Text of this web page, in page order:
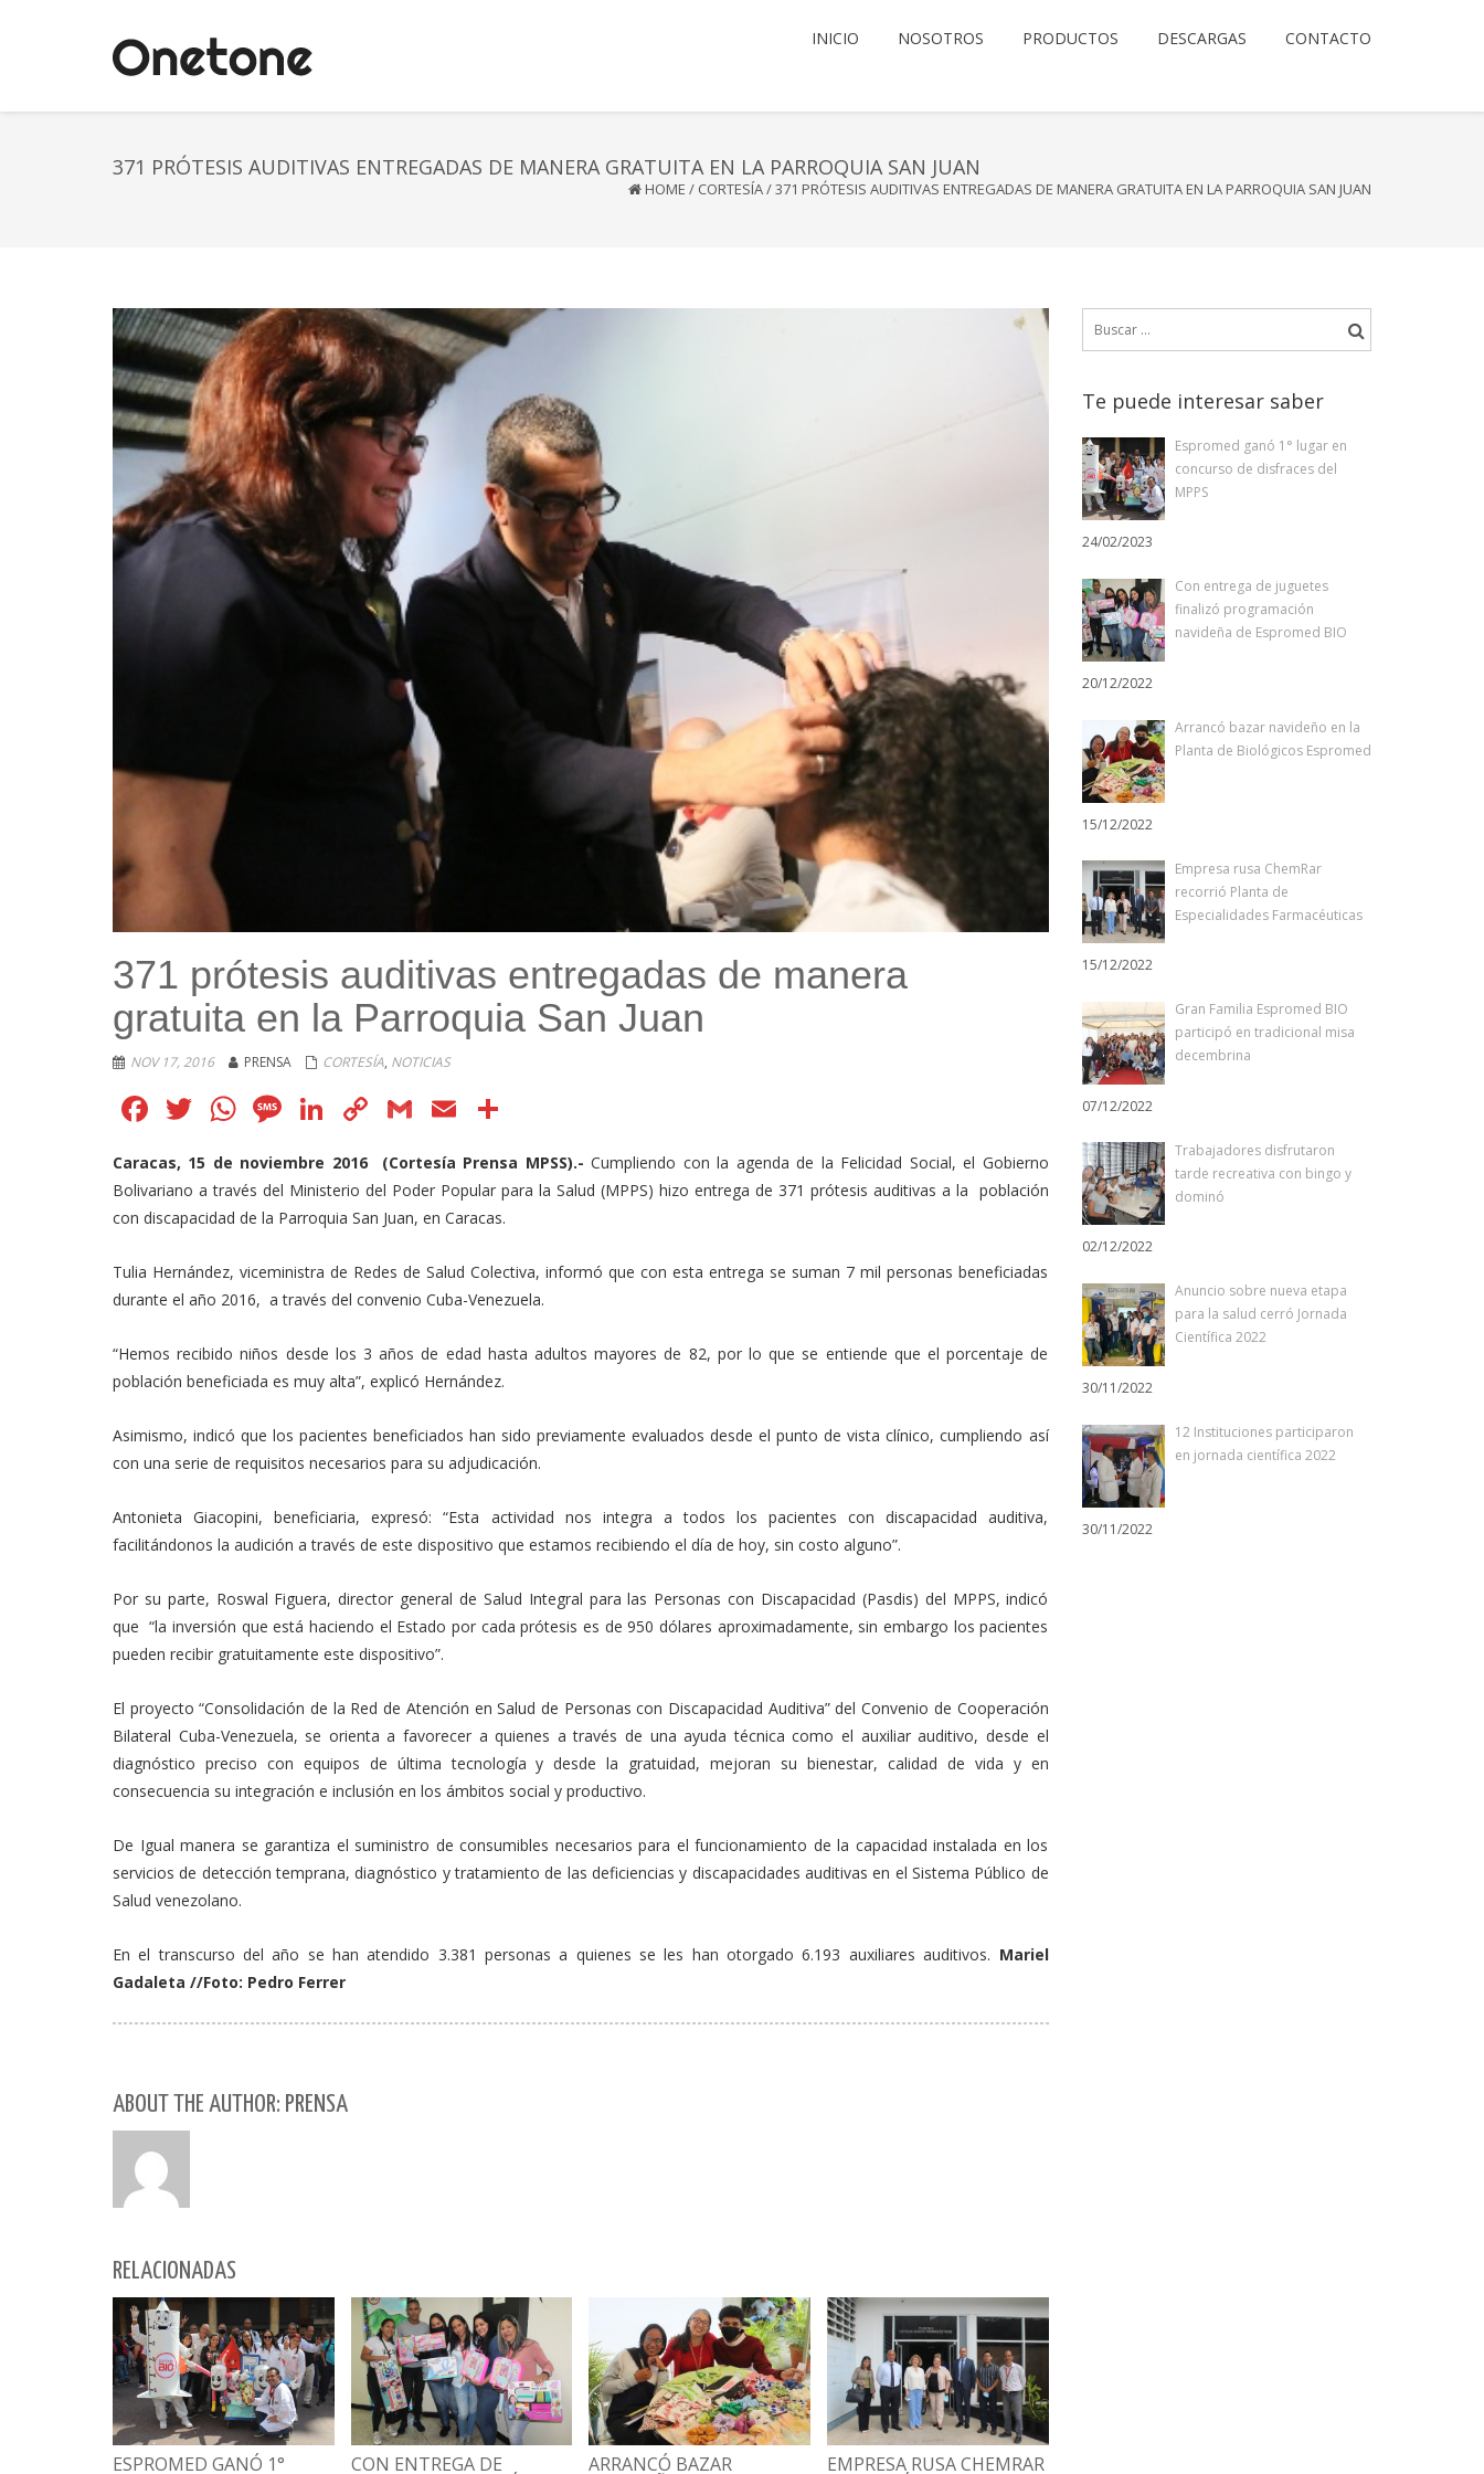
INICIO NOSOTROS PRODUCTOS DESCARGAS CONTACTO
371 PRÓTESIS AUDITIVAS ENTREGADAS DE MANERA GRATUITA EN LA PARROQUIA SAN JUAN
HOME / CORTESÍA/371 PRÓTESIS AUDITIVAS ENTREGADAS DE MANERA GRATUITA EN LA PARROQUIA SAN JUAN
371 prótesis auditivas entregadas de manera
gratuita en la Parroquia San Juan
NOV 17, 2016 PRENSA CORTESÍA, NOTICIAS
Facebook
Twitter
WhatsApp
Message
LinkedIn
CopyGmailEmail
Caracas, 15 de noviembre 2016 (Cortesía Prensa MPSS).- Cumpliendo con la agenda de la Felicidad Social, el Gobierno
Bolivariano a través del Ministerio del Poder Popular para la Salud (MPPS) hizo entrega de 371 prótesis auditivas a la población
con discapacidad de la Parroquia San Juan, en Caracas.
Tulia Hernández, viceministra de Redes de Salud Colectiva, informó que con esta entrega se suman 7 mil personas beneficiadas
durante el año 2016, a través del convenio Cuba-Venezuela.
“Hemos recibido niños desde los 3 años de edad hasta adultos mayores de 82, por lo que se entiende que el porcentaje de
población beneficiada es muy alta”, explicó Hernández.
Asimismo, indicó que los pacientes beneficiados han sido previamente evaluados desde el punto de vista clínico, cumpliendo así
con una serie de requisitos necesarios para su adjudicación.
Antonieta Giacopini, beneficiaria, expresó: “Esta actividad nos integra a todos los pacientes con discapacidad auditiva,
facilitándonos la audición a través de este dispositivo que estamos recibiendo el día de hoy, sin costo alguno”.
Por su parte, Roswal Figuera, director general de Salud Integral para las Personas con Discapacidad (Pasdis) del MPPS, indicó
que “la inversión que está haciendo el Estado por cada prótesis es de 950 dólares aproximadamente, sin embargo los pacientes
pueden recibir gratuitamente este dispositivo”.
El proyecto “Consolidación de la Red de Atención en Salud de Personas con Discapacidad Auditiva” del Convenio de Cooperación
Bilateral Cuba-Venezuela, se orienta a favorecer a quienes a través de una ayuda técnica como el auxiliar auditivo, desde el
diagnóstico preciso con equipos de última tecnología y desde la gratuidad, mejoran su bienestar, calidad de vida y en
consecuencia su integración e inclusión en los ámbitos social y productivo.
De Igual manera se garantiza el suministro de consumibles necesarios para el funcionamiento de la capacidad instalada en los
servicios de detección temprana, diagnóstico y tratamiento de las deficiencias y discapacidades auditivas en el Sistema Público de
Salud venezolano.
En el transcurso del año se han atendido 3.381 personas a quienes se les han otorgado 6.193 auxiliares auditivos. Mariel
Gadaleta //Foto: Pedro Ferrer
ABOUT THE AUTHOR: PRENSA
RELACIONADAS
ESPROMED GANÓ 1° CON ENTREGA DE ARRANCÓ BAZAR EMPRESA RUSA CHEMRAR
Te puede interesar saber
Espromed ganó 1° lugar en
concurso de disfraces del
MPPS
24/02/2023
Con entrega de juguetes
finalizó programación
navideña de Espromed BIO
20/12/2022
Arrancó bazar navideño en la
Planta de Biológicos Espromed
15/12/2022
Empresa rusa ChemRar
recorrió Planta de
Especialidades Farmacéuticas
15/12/2022
Gran Familia Espromed BIO
participó en tradicional misa
decembrina
07/12/2022
Trabajadores disfrutaron
tarde recreativa con bingo y
dominó
02/12/2022
Anuncio sobre nueva etapa
para la salud cerró Jornada
Científica 2022
30/11/2022
12 Instituciones participaron
en jornada científica 2022
30/11/2022